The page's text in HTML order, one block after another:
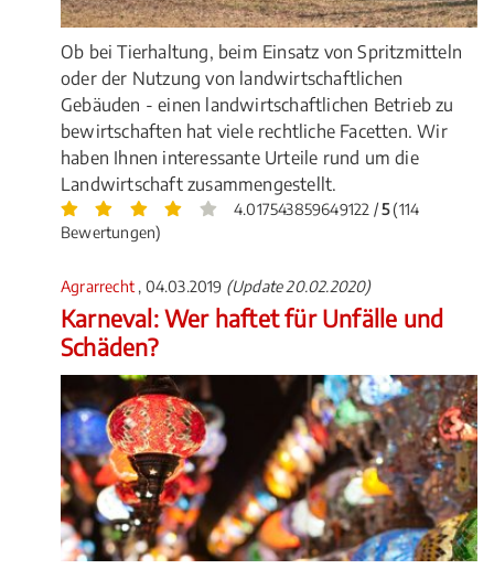
Ob bei Tierhaltung, beim Einsatz von Spritzmitteln
oder der Nutzung von landwirtschaftlichen
Gebäuden - einen landwirtschaftlichen Betrieb zu
bewirtschaften hat viele rechtliche Facetten. Wir
haben Ihnen interessante Urteile rund um die
Landwirtschaft zusammengestellt.
4.017543859649122 /5(114
Bewertungen)
Agrarrecht , 04.03.2019 (Update 20.02.2020)
Karneval: Wer haftet für Unfälle und
Schäden?